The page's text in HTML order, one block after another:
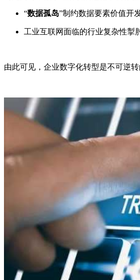
“数据孤岛”制约数据要素价值开
工业互联网面临的行业复杂性掣
由此可见，企业数字化转型是不可逆